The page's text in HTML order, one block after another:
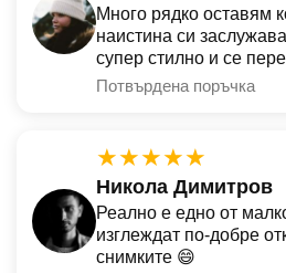
Много рядко оставям
наистина си
супер стилно и се
Потвърдена поръчка
★★★★★
Никола Димитров
Реално е едно от
изглеждат по-добре
снимките 😄